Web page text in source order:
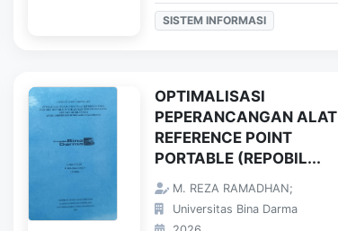
SISTEM INFORMASI
OPTIMALISASI
PEPERANCANGAN ALAT
REFERENCE POINT
PORTABLE (REPOBIL...
M. REZA RAMADHAN;
Universitas Bina Darma